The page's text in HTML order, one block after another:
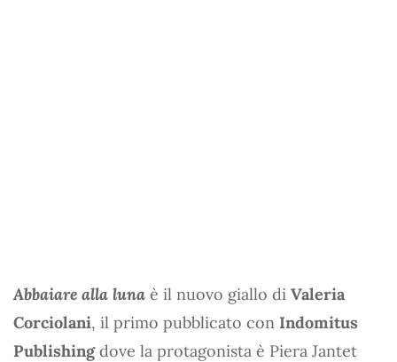
Abbaiare alla luna è il nuovo giallo di Valeria
Corciolani, il primo pubblicato con Indomitus
Publishingdove la protagonista è Piera Jantet